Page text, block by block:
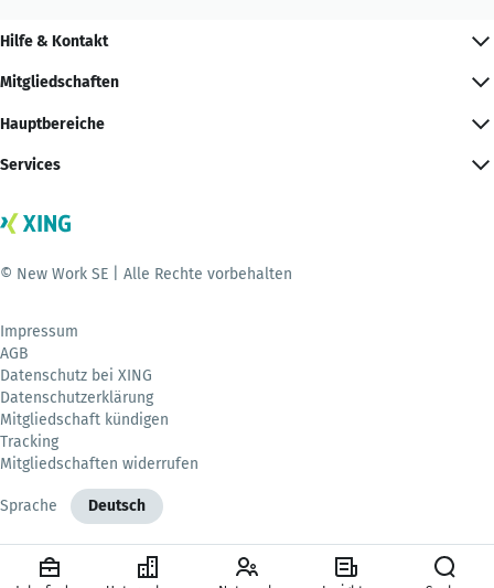
Hilfe & Kontakt
Mitgliedschaften
Hauptbereiche
Services
© New Work SE | Alle Rechte vorbehalten
Impressum
AGB
Datenschutz bei XING
Datenschutzerklärung
Mitgliedschaft kündigen
Tracking
Mitgliedschaften widerrufen
Sprache Deutsch